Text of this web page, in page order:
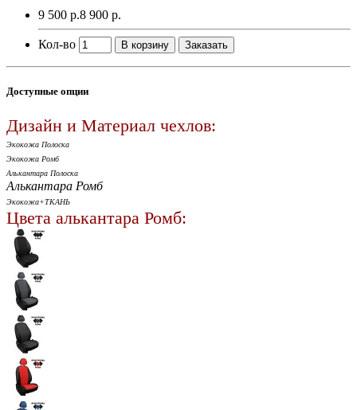
9 500 р.8 900 р.
Кол-во В корзину Заказать
Доступные опции
Дизайн и Материал чехлов:
Экокожа Полоска
Экокожа Ромб
Алькантара Полоска
Алькантара Ромб
Экокожа+ТКАНЬ
Цвета алькантара Ромб: